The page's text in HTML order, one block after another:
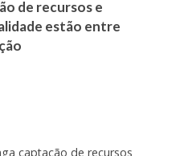
de recursos e
estão entre
captação de recursos